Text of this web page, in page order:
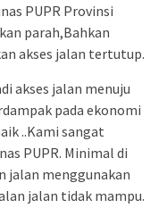
PUPR Provinsi
parah,Bahkan
akses jalan tertutup.
akses jalan menuju
pada ekonomi
..Kami sangat
PUPR. Minimal di
jalan menggunakan
jalan tidak mampu.